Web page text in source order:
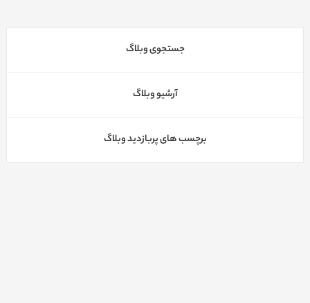
جستجوی وبلاگ
آرشیو وبلاگ
برچسب های پربازدید وبلاگ